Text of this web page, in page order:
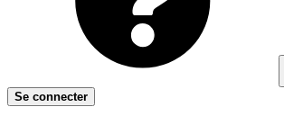
Se connecter